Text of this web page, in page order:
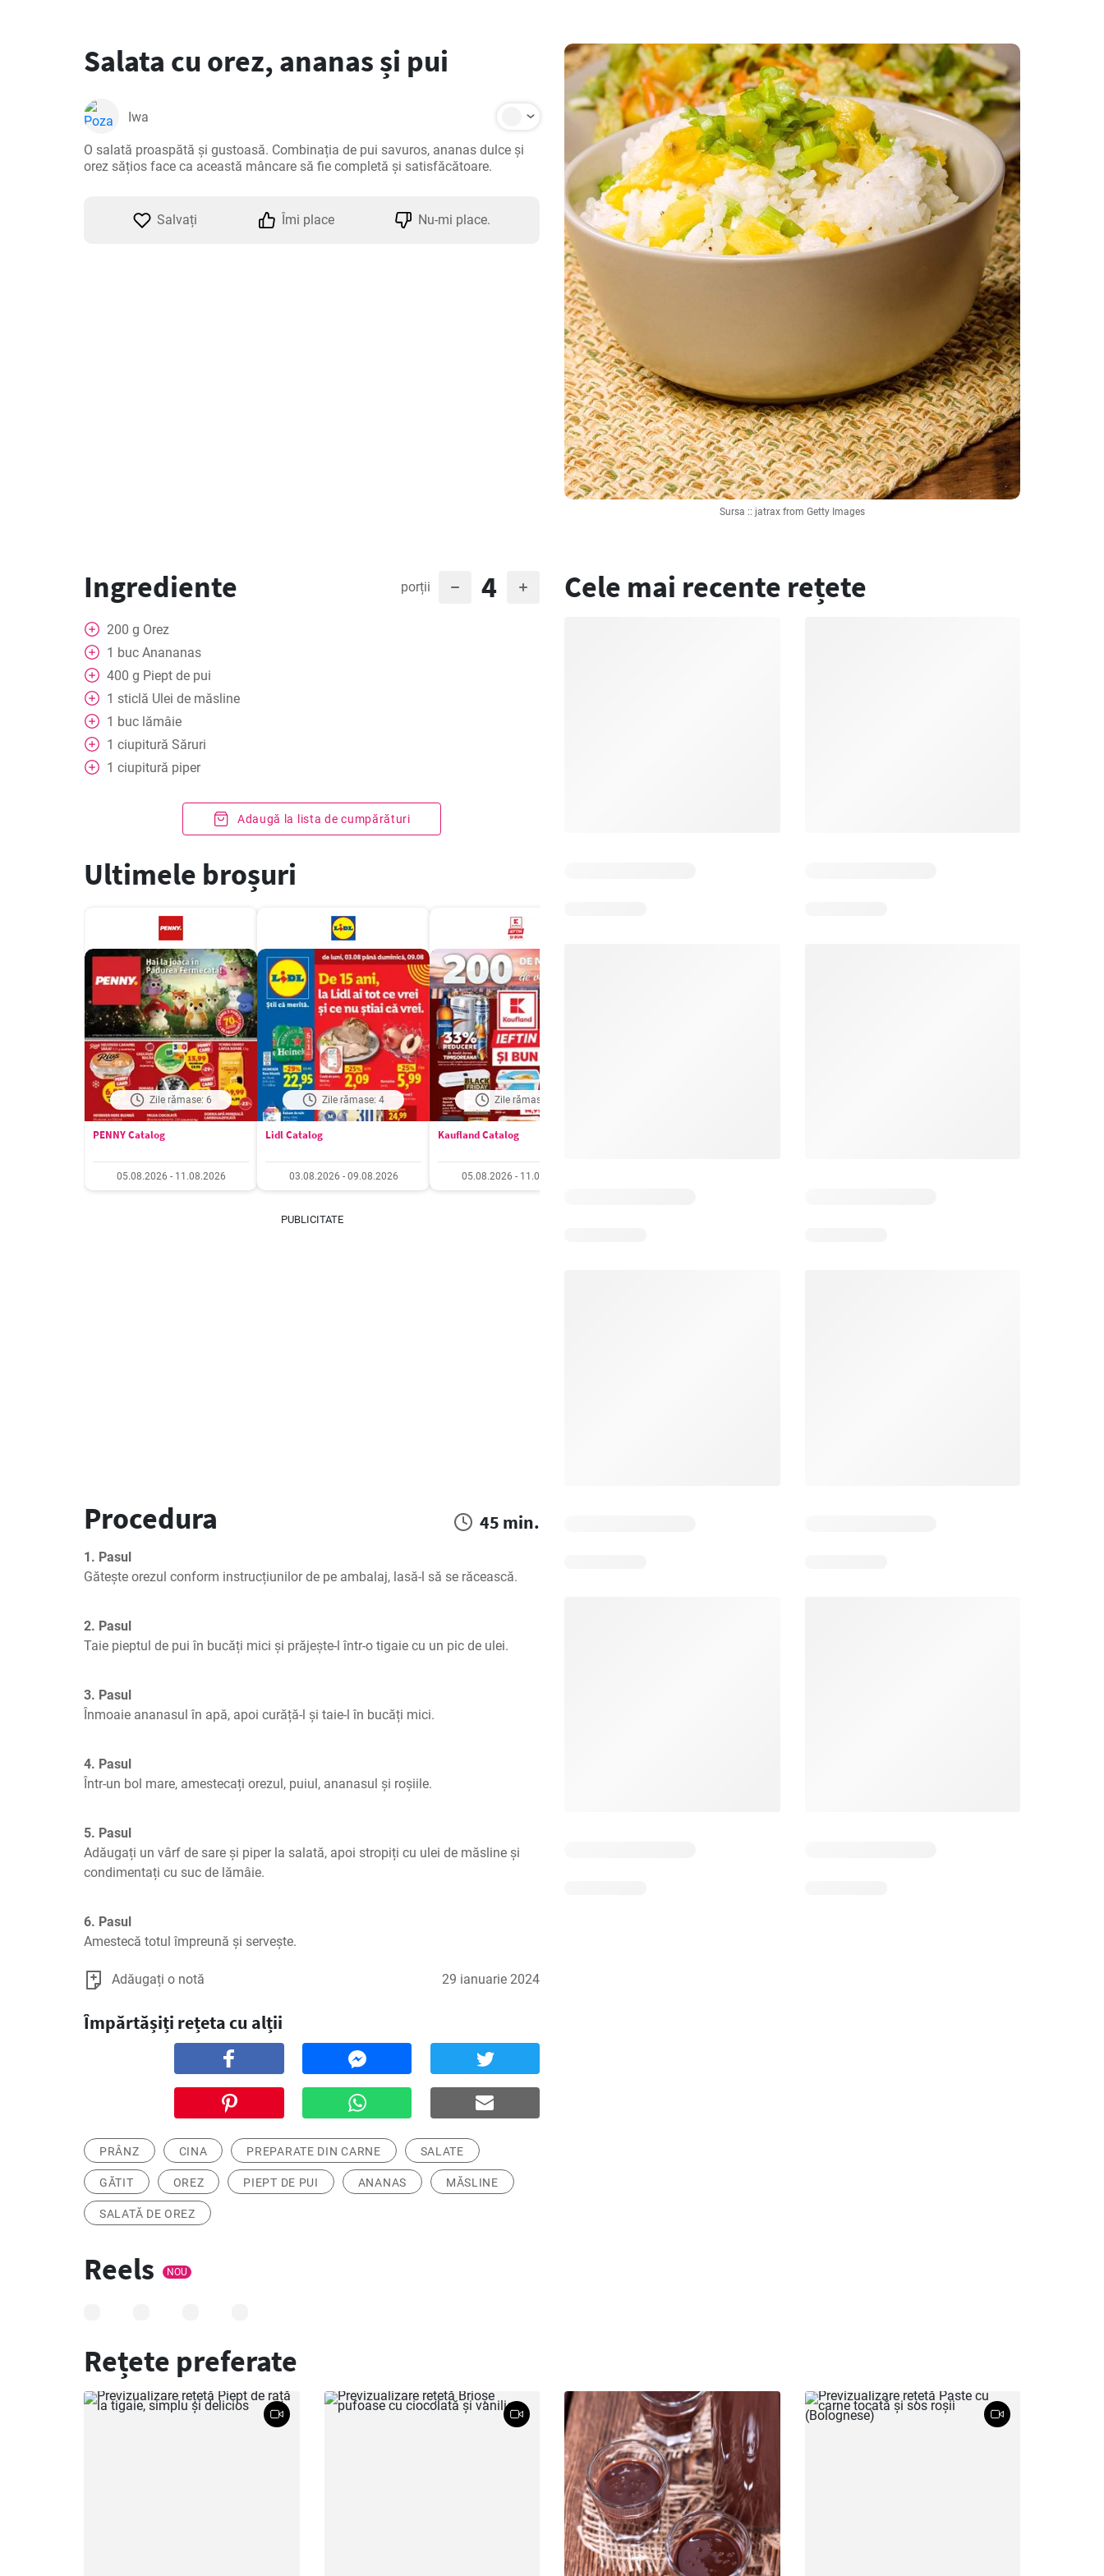
Sursa :: jatrax from Getty Images
Salata cu orez, ananas și pui
Iwa
O salată proaspătă și gustoasă. Combinația de pui savuros, ananas dulce și
orez sățios face ca această mâncare să fie completă și satisfăcătoare.
Salvați Îmi place Nu-mi place.
Ingrediente porții 4
200 g Orez
1 buc Anananas
400 g Piept de pui
1 sticlă Ulei de măsline
1 buc lămâie
1 ciupitură Săruri
1 ciupitură piper
Adaugă la lista de cumpărături
Ultimele broșuri
Zile rămase: 6
PENNY Catalog
05.08.2026 - 11.08.2026
Zile rămase: 4
Lidl Catalog
03.08.2026 - 09.08.2026
Zile rămase: 6
Kaufland Catalog
05.08.2026 - 11.08.2026
PUBLICITATE
Procedura 45 min.
1. Pasul
Gătește orezul conform instrucțiunilor de pe ambalaj, lasă-l să se răcească.
2. Pasul
Taie pieptul de pui în bucăți mici și prăjește-l într-o tigaie cu un pic de ulei.
3. Pasul
Înmoaie ananasul în apă, apoi curăță-l și taie-l în bucăți mici.
4. Pasul
Într-un bol mare, amestecați orezul, puiul, ananasul și roșiile.
5. Pasul
Adăugați un vârf de sare și piper la salată, apoi stropiți cu ulei de măsline și
condimentați cu suc de lămâie.
6. Pasul
Amestecă totul împreună și servește.
Adăugați o notă 29 ianuarie 2024
Împărtășiți rețeta cu alții
PRÂNZ CINA PREPARATE DIN CARNE SALATE
GĂTIT OREZ PIEPT DE PUI ANANAS MĂSLINE
SALATĂ DE OREZ
Cele mai recente rețete
Reels NOU
Rețete preferate